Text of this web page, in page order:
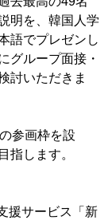
明を、韓国人学
語でプレゼンし
グループ面接・
討いただきま
参画枠を設
指します。
援サービス「新